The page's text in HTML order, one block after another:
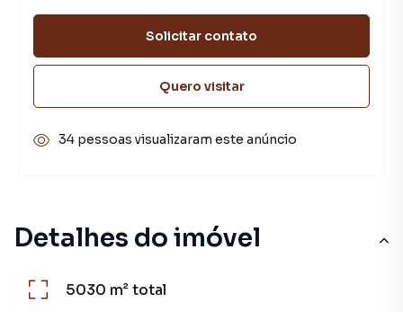
Detalhes do imóvel
5030 m²total
Solicitar contato
Quero visitar
34 pessoas visualizaram este anúncio